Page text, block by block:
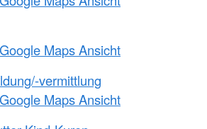
Maps Ansicht
vermittlung
Maps Ansicht